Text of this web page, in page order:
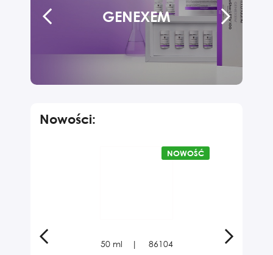
GENEXEM
Nowości:
50 ml
86104
NOWOŚĆ